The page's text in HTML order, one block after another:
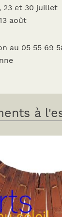
23 et 30 juillet
août
au 05 55 69
à